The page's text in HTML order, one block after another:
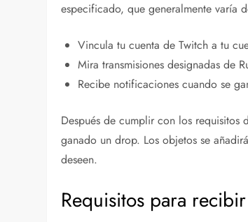
especificado, que generalmente varía
Vincula tu cuenta de Twitch a tu
Mira transmisiones designadas de
Recibe notificaciones cuando se
Después de cumplir con los
ganado un drop. Los objetos se
deseen.
Requisitos para